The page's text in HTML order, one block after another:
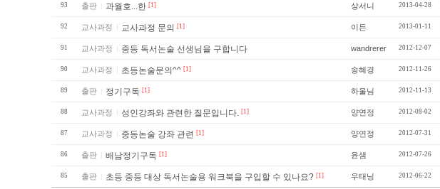
93 출판 과월호...한 [1] 상서니 2013-04-28
92 교사과정 교사과정 문의 [1] 이든 2013-01-11
91 교사과정 중등 독서논술 선생님을 구합니다 wandrerer 2012-12-07
90 교사과정 초등논술문의^^ [1] 송혜경 2012-11-26
89 출판 정기구독 [1] 하울님 2012-11-13
88 교사과정 성인강좌와 관련한 질문입니다. [1] 양연정 2012-08-02
87 교사과정 중등논술 강좌 관련 [1] 양연정 2012-07-31
86 출판 배남정기구독 [1] 윤샘 2012-07-26
85 출판 초등 중등 대상 독서논술용 워크북을 구입할 수 있나요? [1] 우태닝 2012-06-22